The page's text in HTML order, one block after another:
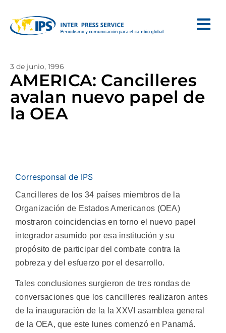
3 de junio, 1996
AMERICA: Cancilleres
avalan nuevo papel de
la OEA
Corresponsal de IPS
Cancilleres de los 34 países miembros de la
Organización de Estados Americanos (OEA)
mostraron coincidencias en torno el nuevo papel
integrador asumido por esa institución y su
propósito de participar del combate contra la
pobreza y del esfuerzo por el desarrollo.
Tales conclusiones surgieron de tres rondas de
conversaciones que los cancilleres realizaron antes
de la inauguración de la la XXVI asamblea general
de la OEA, que este lunes comenzó en Panamá.